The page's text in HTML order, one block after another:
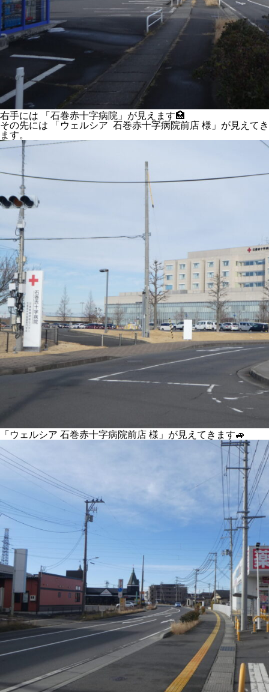
右手には 「石巻赤十字病院」が見えます🏥
その先には 「ウェルシア 石巻赤十字病院前店 様」が見えてき
ます。
「ウェルシア 石巻赤十字病院前店 様」が見えてきます🚙